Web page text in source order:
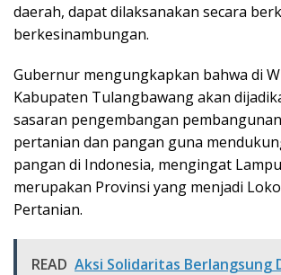
daerah, dapat dilaksanakan secara
berkesinambungan.
Gubernur mengungkapkan bahwa di
Kabupaten Tulangbawang akan
sasaran pengembangan
pertanian dan pangan guna
pangan di Indonesia, mengingat
merupakan Provinsi yang menjadi
Pertanian.
READ Aksi Solidaritas Berlangsung